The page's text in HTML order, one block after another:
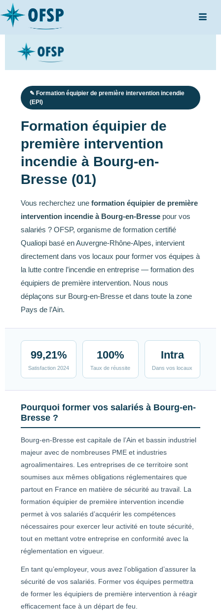
✎ Formation équipier de première intervention incendie
(EPI)
Formation équipier de
première intervention
incendie à Bourg-en-
Bresse (01)
Vous recherchez une formation équipier de première
intervention incendie à Bourg-en-Bresse pour vos
salariés ? OFSP, organisme de formation certifié
Qualiopi basé en Auvergne-Rhône-Alpes, intervient
directement dans vos locaux pour former vos équipes à
la lutte contre l’incendie en entreprise — formation des
équipiers de première intervention. Nous nous
déplaçons sur Bourg-en-Bresse et dans toute la zone
Pays de l’Ain.
99,21%
Satisfaction 2024
100%
Taux de réussite
Intra
Dans vos locaux
Pourquoi former vos salariés à Bourg-en-
Bresse ?
Bourg-en-Bresse est capitale de l’Ain et bassin industriel
majeur avec de nombreuses PME et industries
agroalimentaires. Les entreprises de ce territoire sont
soumises aux mêmes obligations réglementaires que
partout en France en matière de sécurité au travail. La
formation équipier de première intervention incendie
permet à vos salariés d’acquérir les compétences
nécessaires pour exercer leur activité en toute sécurité,
tout en mettant votre entreprise en conformité avec la
réglementation en vigueur.
En tant qu’employeur, vous avez l’obligation d’assurer la
sécurité de vos salariés. Former vos équipes permettra
de former les équipiers de première intervention à réagir
efficacement face à un départ de feu.